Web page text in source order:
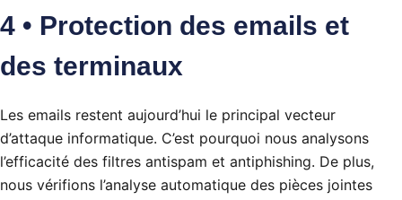
4 • Protection des emails et
des terminaux
Les emails restent aujourd’hui le principal vecteur
d’attaque informatique. C’est pourquoi nous analysons
l’efficacité des filtres antispam et antiphishing. De plus,
nous vérifions l’analyse automatique des pièces jointes